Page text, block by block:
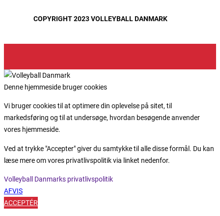
COPYRIGHT 2023 VOLLEYBALL DANMARK
Denne hjemmeside bruger cookies
Vi bruger cookies til at optimere din oplevelse på sitet, til
markedsføring og til at undersøge, hvordan besøgende anvender
vores hjemmeside.
Ved at trykke "Accepter" giver du samtykke til alle disse formål. Du kan
læse mere om vores privatlivspolitik via linket nedenfor.
Volleyball Danmarks privatlivspolitik
AFVIS
ACCEPTÉR